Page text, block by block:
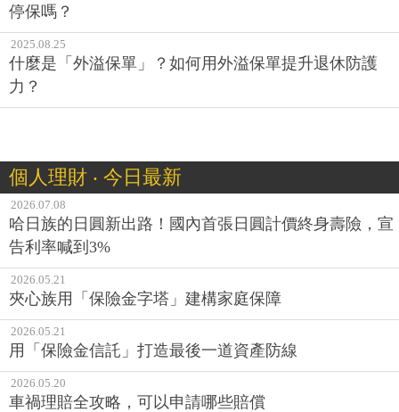
停保嗎？
2025.08.25
什麼是「外溢保單」？如何用外溢保單提升退休防護
力？
個人理財 ‧ 今日最新
2026.07.08
哈日族的日圓新出路！國內首張日圓計價終身壽險，宣
告利率喊到3%
2026.05.21
夾心族用「保險金字塔」建構家庭保障
2026.05.21
用「保險金信託」打造最後一道資產防線
2026.05.20
車禍理賠全攻略，可以申請哪些賠償